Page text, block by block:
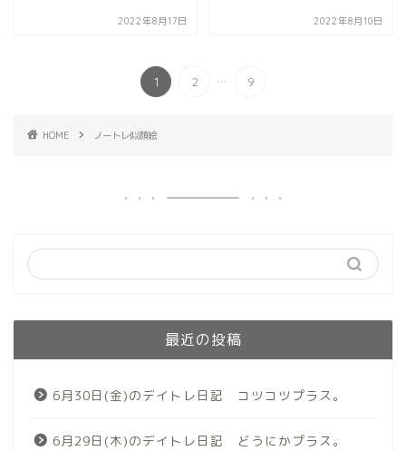
2022年8月17日 2022年8月10日
1 2 ... 9
HOME ノートレ似顔絵
最近の投稿
6月30日(金)のデイトレ日記 コツコツプラス。
6月29日(木)のデイトレ日記 どうにかプラス。